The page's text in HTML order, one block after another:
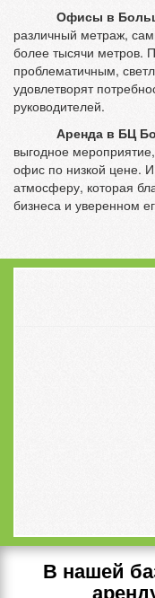
Офисы в
различный метраж,
более тысячи метров.
проблематичным,
удовлетворят
руководителей.
Аренда в БЦ
выгодное
офис по низкой цене.
атмосферу, которая
бизнеса и уверенном
В нашей